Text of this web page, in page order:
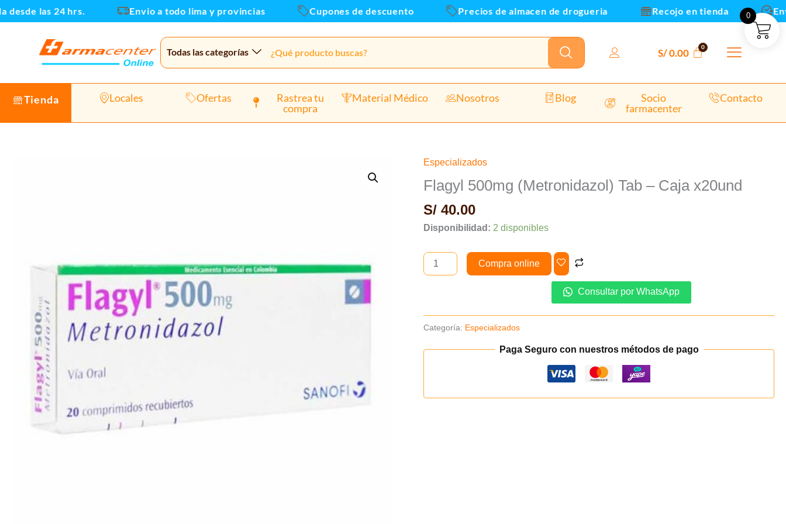
Ir
al
las 24 hrs. Envio a todo lima y provincias Cupones de descuento Precios de almacen de drogueria Recojo en tienda
Todas las categorías S/0.00
Tienda Locales Ofertas
Rastrea tu
compra
Material Médico Nosotros Blog
Socio
farmacenter
Contacto
Especializados
Flagyl 500mg (Metronidazol) Tab – Caja x20und
S/ 40.00
Disponibilidad: 2 disponibles
Flagyl
500mg
(Metronidazol)
Tab
-
x20und
cantidad
Compra online
Consultar por WhatsApp
Categoría: Especializados
Paga Seguro con nuestros métodos de pago
0